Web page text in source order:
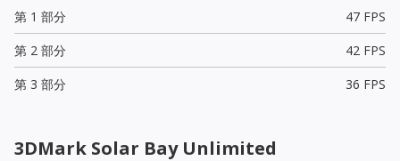
第 1 部分
47 FPS
第 2 部分
42 FPS
第 3 部分
36 FPS
3DMark Solar Bay Unlimited